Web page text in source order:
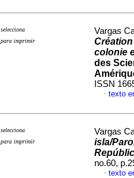
selecciona
para imprimir
Vargas
colonie
des
ISSN
· texto
selecciona
para imprimir
Vargas
isla/
no.60,
· texto